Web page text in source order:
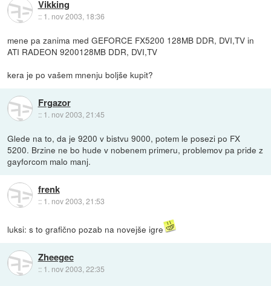
Vikking
:: 1. nov 2003, 18:36
mene pa zanima med GEFORCE FX5200 128MB DDR, DVI,TV in
ATI RADEON 9200128MB DDR, DVI,TV
kera je po vašem mnenju boljše kupit?
Frgazor
:: 1. nov 2003, 21:45
Glede na to, da je 9200 v bistvu 9000, potem le posezi po FX
5200. Brzine ne bo hude v nobenem primeru, problemov pa pride z
gayforcom malo manj.
frenk
:: 1. nov 2003, 21:53
luksi: s to grafično pozab na novejše igre
Zheegec
:: 1. nov 2003, 22:35